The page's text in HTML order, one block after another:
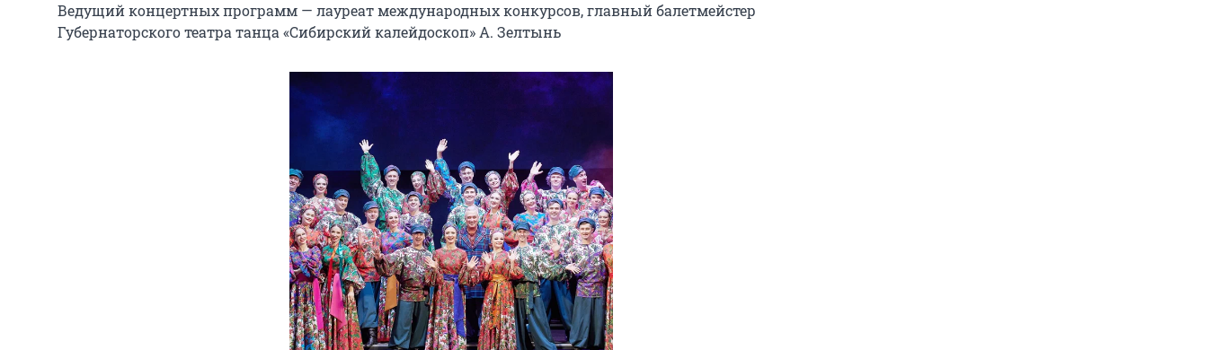
Ведущий концертных программ — лауреат международных конкурсов, главный балетмейстер
Губернаторского театра танца «Сибирский калейдоскоп» А. Зелтынь